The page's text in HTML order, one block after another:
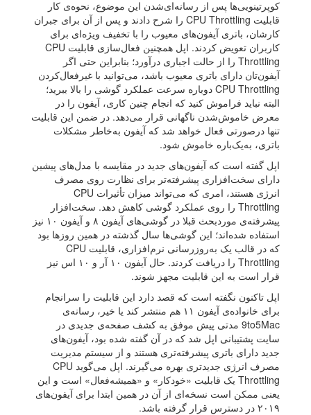
کوپرتینویی‌ها پس از رسانه‌ای‌شدن این موضوع، نحوه‌ی کار
قابلیت CPU Throttling را شرح دادند و پس از آن برای جبران
کارشان، باتری آیفون‌های معیوب را با تخفیف ویژه‌ای برای
کاربران تعویض کردند. اپل همچنین فعال‌سازی قابلیت CPU
Throttling را از حالت اجباری درآورد؛ بنابراین حتی اگر
آیفون‌تان دارای باتری معیوب باشد، می‌توانید با غیرفعال‌کردن
CPU Throttling دوباره سرعت عملکرد گوشی را بالا ببرید؛
البته نباید فراموش کنید که انجام چنین کاری، آیفون را در
معرض خاموش‌شدن ناگهانی قرار می‌دهد. در ضمن این قابلیت
تنها درصورتی فعال خواهد شد که آیفون به‌خاطر مشکلات
باتری، به‌یک‌باره خاموش شود.
اپل گفته است که آیفون‌های جدید در مقایسه با مدل‌های پیشین
دارای سخت‌افزاری پیشرفته‌تر برای نظارت روی مصرف
انرژی هستند، امری که می‌تواند میزان تأثیرات CPU
Throttling را روی عملکرد گوشی کاهش دهد. سخت‌افزار
پیشرفته‌ی موردبحث قبلا در گوشی‌های آیفون ۸ و آیفون ۱۰ نیز
استفاده شده‌اند؛ این گوشی‌ها سال گذشته در همین روزها بود
که در قالب یک به‌روزرسانی نرم‌افزاری، قابلیت CPU
Throttling را دریافت کردند. حال آیفون ۱۰ آر و ۱۰ اس نیز
قرار است به این قابلیت مجهز شوند.
اپل تاکنون نگفته است که قصد دارد این قابلیت را سرانجام
برای خانواده‌ی آیفون ۱۱ هم منتشر کند یا خیر، رسانه‌ی
9to5Mac مدتی پیش موفق به کشف صفحه‌ی جدیدی در
سایت پشتیبانی اپل شد که در آن گفته شده بود، آیفون‌های
جدید دارای باتری پیشرفته‌تری هستند و از سیستم مدیریت
مصرف انرژی جدیدتری بهره می‌گیرند. اپل می‌گوید CPU
Throttling یک قابلیت «خودکار» و «همیشه‌فعال» است و این
یعنی ممکن است نسخه‌ای از آن در همین ابتدا برای آیفون‌های
۲۰۱۹ در دسترس قرار گرفته باشد.